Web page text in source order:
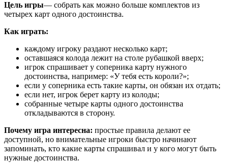
Цель игры— собрать как можно больше комплектов из
четырех карт одного достоинства.
Как играть:
каждому игроку раздают несколько карт;
оставшаяся колода лежит на столе рубашкой вверх;
игрок спрашивает у соперника карту нужного
достоинства, например: «У тебя есть короли?»;
если у соперника есть такие карты, он обязан их отдать;
если нет, игрок берет карту из колоды;
собранные четыре карты одного достоинства
откладываются в сторону.
Почему игра интересна: простые правила делают ее
доступной, но внимательные игроки быстро начинают
запоминать, кто какие карты спрашивал и у кого могут быть
нужные достоинства.